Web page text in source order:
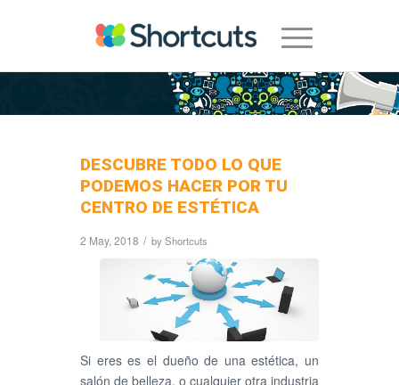
DESCUBRE TODO LO QUE
PODEMOS HACER POR TU
CENTRO DE ESTÉTICA
2 May, 2018 / byShortcuts
Si eres es el dueño de una estética, un
salón de belleza, o cualquier otra industria